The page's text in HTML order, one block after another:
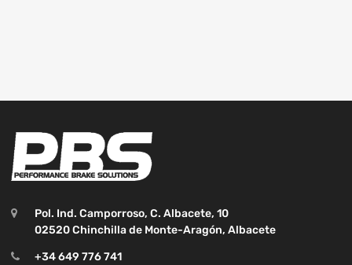
Pol. Ind. Camporroso, C. Albacete, 10
02520 Chinchilla de Monte-Aragón, Albacete
+34 649 776 741